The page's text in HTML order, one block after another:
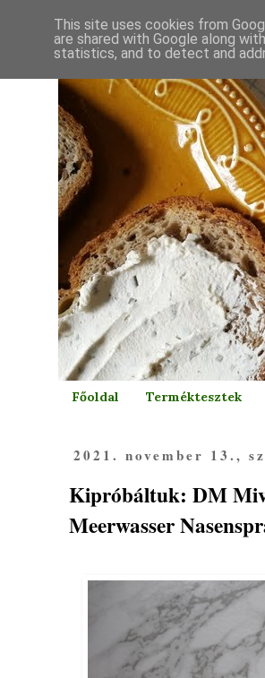
Főoldal Terméktesztek
2021. november 13.,
Kipróbáltuk: DM
Meerwasser
This site uses cookies from
are shared with Google along
statistics, and to detect and